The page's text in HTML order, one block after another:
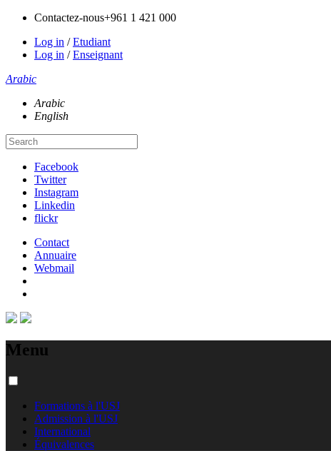
Contactez-nous+961 1 421 000
Log in /Etudiant
Log in /Enseignant
Arabic
Arabic
English
Facebook
Twitter
Instagram
Linkedin
flickr
Contact
Annuaire
Webmail
Menu
Formations à l'USJ
Admission à l'USJ
International
Équivalences